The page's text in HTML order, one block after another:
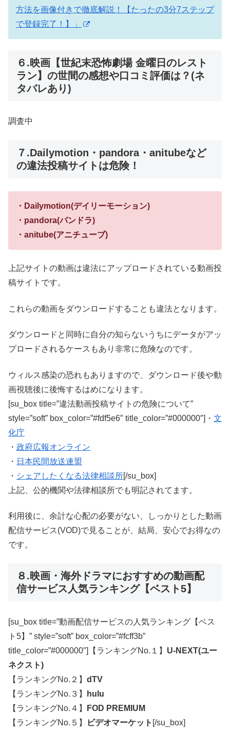
方法を画像付きで徹底解説！【たったの3分7ステップ
で登録完了！】」
６.映画【世紀末恐怖劇場 金曜日のレスト
ラン】の世間の感想や口コミ評価は？(ネ
タバレあり)
調査中
７.Dailymotion・pandora・anitubeなど
の違法投稿サイトは危険！
・Dailymotion(デイリーモーション)
・pandora(パンドラ)
・anitube(アニチューブ)
上記サイトの動画は違法にアップロードされている動画投
稿サイトです。
これらの動画をダウンロードすることも違法となります。
ダウンロードと同時に自分の知らないうちにデータがアッ
プロードされるケースもあり非常に危険なのです。
ウィルス感染の恐れもありますので、ダウンロード後や動
画視聴後に後悔するはめになります。
[su_box title=”違法動画投稿サイトの危険について”
style=”soft” box_color=”#fdf5e6″ title_color=”#000000″]・ 文
化庁
・ 政府広報オンライン
・ 日本民間放送連盟
・ シェアしたくなる法律相談所[/su_box]
上記、公的機関や法律相談所でも明記されてます。
利用後に、余計な心配の必要がない、しっかりとした動画
配信サービス(VOD)で見ることが、結局、安心でお得なの
です。
８.映画・海外ドラマにおすすめの動画配
信サービス人気ランキング【ベスト5】
[su_box title=”動画配信サービスの人気ランキング【ベス
ト5】” style=”soft” box_color=”#fcff3b”
title_color=”#000000″]【ランキングNo.１】 U-NEXT(ユー
ネクスト)
【ランキングNo.２】 dTV
【ランキングNo.３】
hulu
【ランキングNo.４】
FOD PREMIUM
【ランキングNo.５】
ビデオマーケット [/su_box]